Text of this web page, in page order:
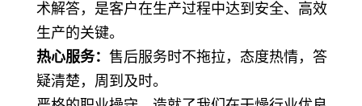
术解答，是客户在生产过程中达到安全、高效
生产的关键。
热心服务： 售后服务时不拖拉，态度热情，答
疑清楚，周到及时。